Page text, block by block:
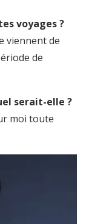
voyages ?
viennent de
de
serait-elle ?
moi toute